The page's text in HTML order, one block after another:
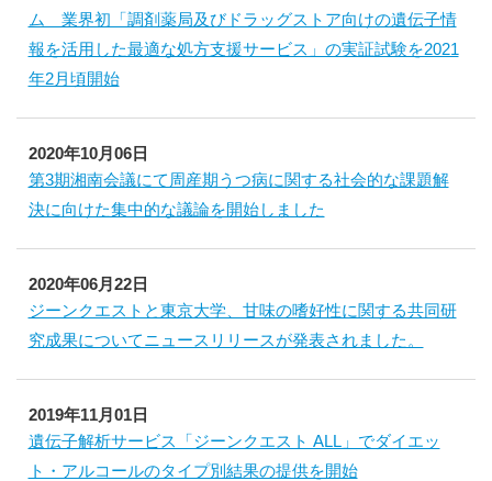
ム 業界初「調剤薬局及びドラッグストア向けの遺伝子情
報を活用した最適な処方支援サービス」の実証試験を2021
年2月頃開始
2020年10月06日
第3期湘南会議にて周産期うつ病に関する社会的な課題解
決に向けた集中的な議論を開始しました
2020年06月22日
ジーンクエストと東京大学、甘味の嗜好性に関する共同研
究成果についてニュースリリースが発表されました。
2019年11月01日
遺伝子解析サービス「ジーンクエスト ALL」でダイエッ
ト・アルコールのタイプ別結果の提供を開始